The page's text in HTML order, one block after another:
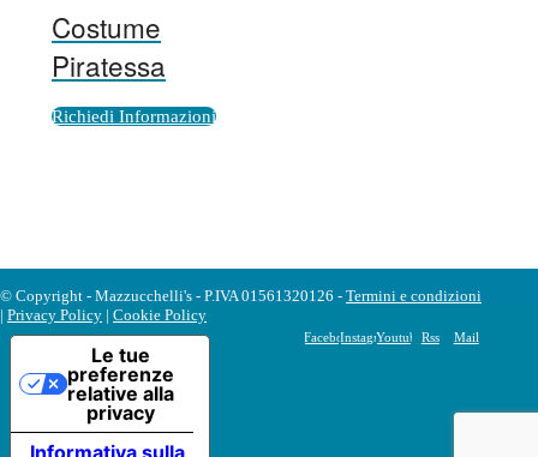
Costume
Piratessa
Richiedi Informazioni
© Copyright - Mazzucchelli's - P.IVA 01561320126 - Termini e condizioni
| Privacy Policy | Cookie Policy
FacebookInstagramYoutubeRss Mail
Informativa sulla
Le tue
preferenze
relative alla
privacy